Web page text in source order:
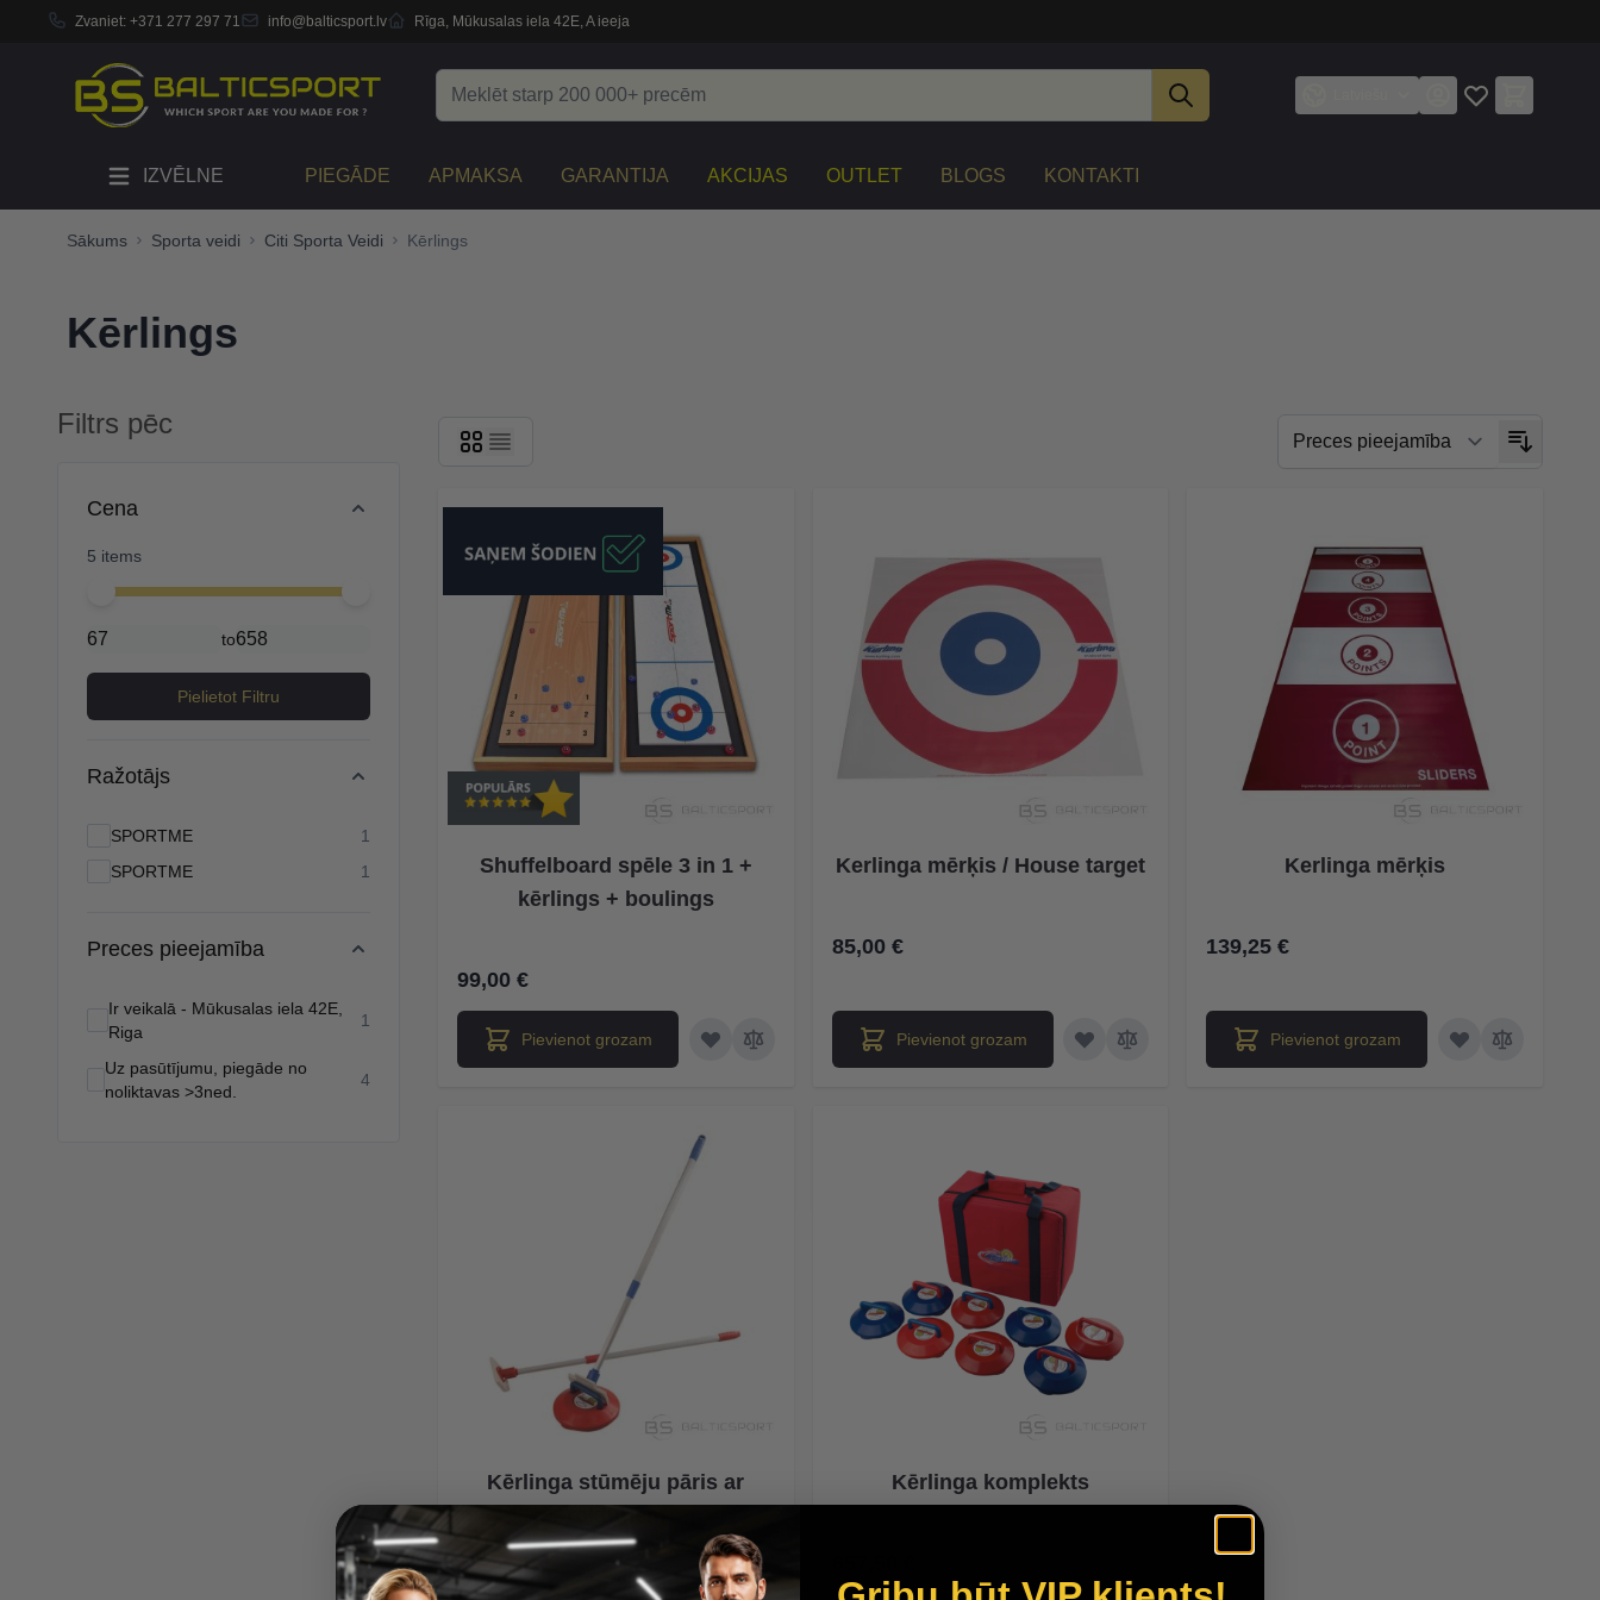
Zvaniet: +371 277 297 71 info@balticsport.lv Rīga, Mūkusalas iela 42E, A ieeja
IZVĒLNE PIEGĀDE APMAKSA GARANTIJA AKCIJAS OUTLET BLOGS KONTAKTI
Sākums Sporta veidi Citi Sporta Veidi Kērlings
Kērlings
Filtrs pēc
Cena
5 items
Minimal price
Maximum price
to
Pielietot Filtru
Ražotājs
SPORTME 1
SPORTME
1 products available
Preces pieejamība
Ir veikalā - Mūkusalas iela 42E,
Riga
1 products available
Uz pasūtījumu, piegāde no
noliktavas >3ned.
4
Shuffelboard spēle 3 in 1 +
kērlings + boulings
99,00 €
Pievienot grozam
Kerlinga mērķis / House target
85,00 €
Pievienot grozam
Kerlinga mērķis
139,25 €
Pievienot grozam
Kērlinga stūmēju pāris ar
Kērlinga komplekts